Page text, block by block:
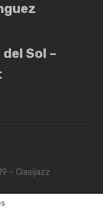
Sol –
- Clasijazz